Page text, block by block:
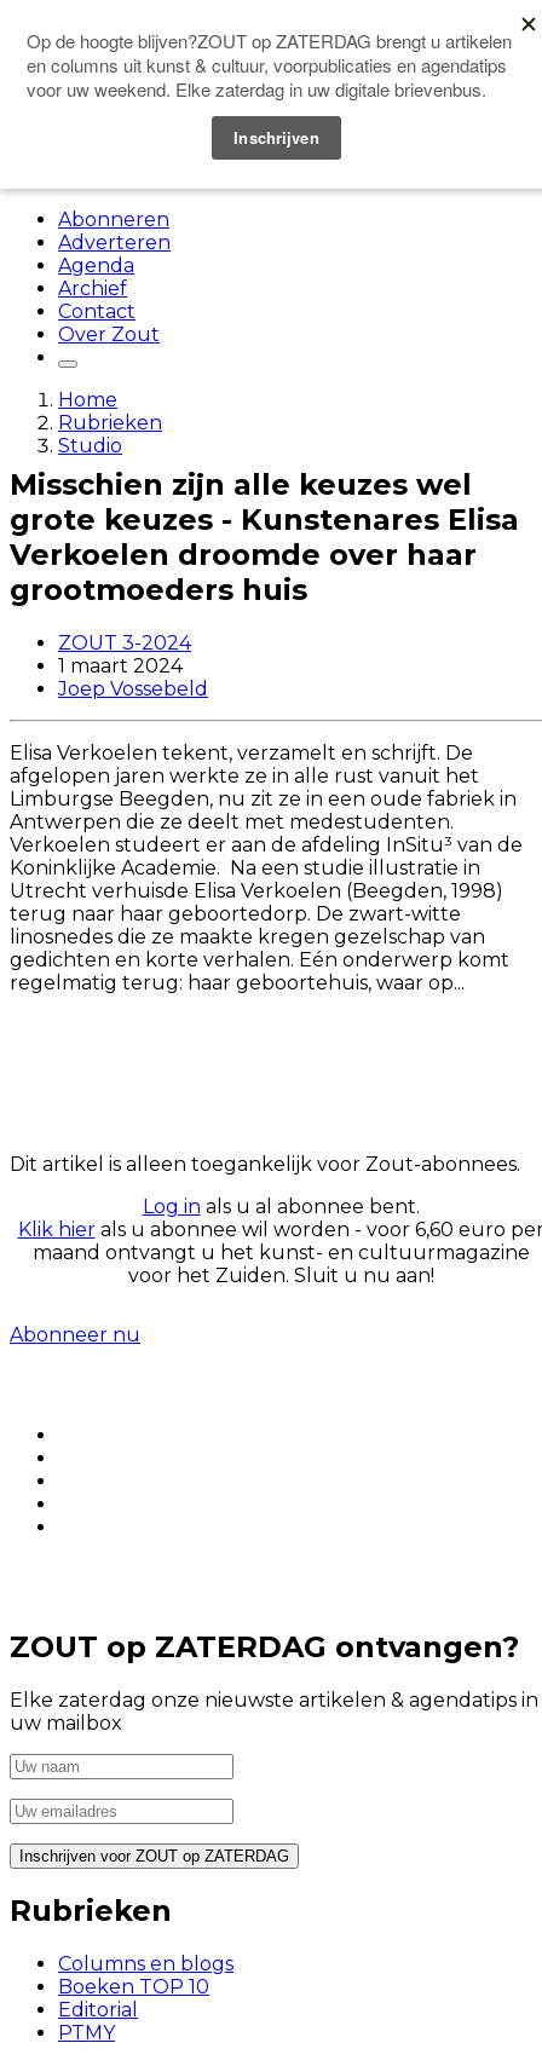
Doneer
Abonneren
Adverteren
Agenda
Archief
Contact
Over Zout
Home
Rubrieken
Studio
Misschien zijn alle keuzes wel
grote keuzes - Kunstenares Elisa
Verkoelen droomde over haar
grootmoeders huis
ZOUT 3-2024
1 maart 2024
Joep Vossebeld
Elisa Verkoelen tekent, verzamelt en schrijft. De
afgelopen jaren werkte ze in alle rust vanuit het
Limburgse Beegden, nu zit ze in een oude fabriek in
Antwerpen die ze deelt met medestudenten.
Verkoelen studeert er aan de afdeling InSitu³ van de
Koninklijke Academie. Na een studie illustratie in
Utrecht verhuisde Elisa Verkoelen (Beegden, 1998)
terug naar haar geboortedorp. De zwart-witte
linosnedes die ze maakte kregen gezelschap van
gedichten en korte verhalen. Eén onderwerp komt
regelmatig terug: haar geboortehuis, waar op...
Dit artikel is alleen toegankelijk voor Zout-abonnees.
Log in als u al abonnee bent.
Klik hierals u abonnee wil worden - voor 6,60 euro
maand ontvangt u het kunst- en cultuurmagazine
voor het Zuiden. Sluit u nu aan!
Abonneer nu
ZOUT op ZATERDAG ontvangen?
Elke zaterdag onze nieuwste artikelen & agendatips in
uw mailbox
Rubrieken
Columns en blogs
Boeken TOP 10
Editorial
PTMY